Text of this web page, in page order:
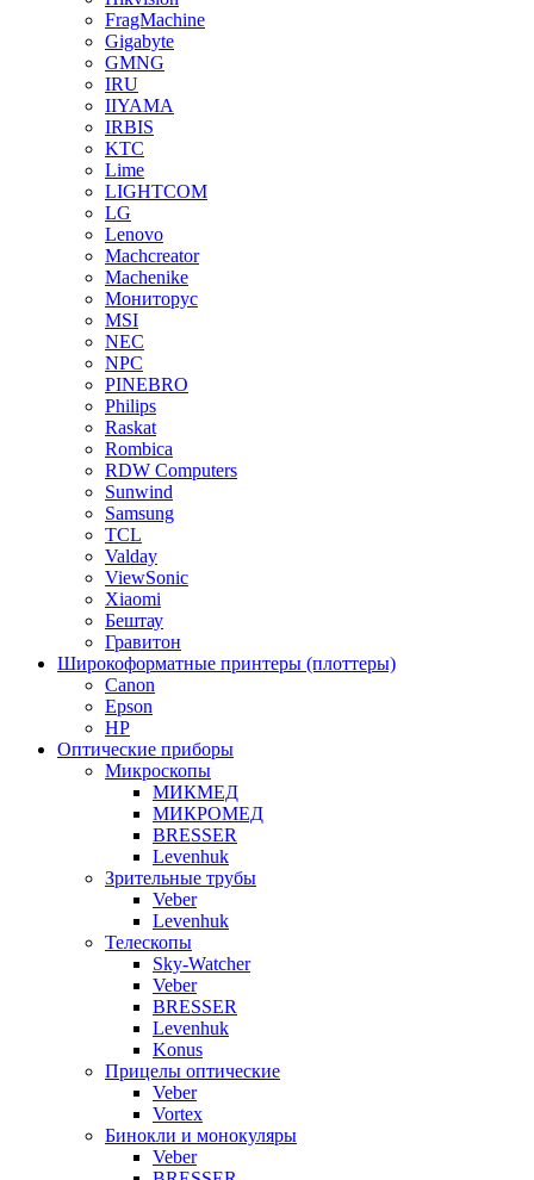
FragMachine
Gigabyte
GMNG
IRU
IIYAMA
IRBIS
KTC
Lime
LIGHTCOM
LG
Lenovo
Machcreator
Machenike
Мониторус
MSI
NEC
NPC
PINEBRO
Philips
Raskat
Rombica
RDW Computers
Sunwind
Samsung
TCL
Valday
ViewSonic
Xiaomi
Бештау
Гравитон
Широкоформатные принтеры (плоттеры)
Canon
Epson
HP
Оптические приборы
Микроскопы
МИКМЕД
МИКРОМЕД
BRESSER
Levenhuk
Зрительные трубы
Veber
Levenhuk
Телескопы
Sky-Watcher
Veber
BRESSER
Levenhuk
Konus
Прицелы оптические
Veber
Vortex
Бинокли и монокуляры
Veber